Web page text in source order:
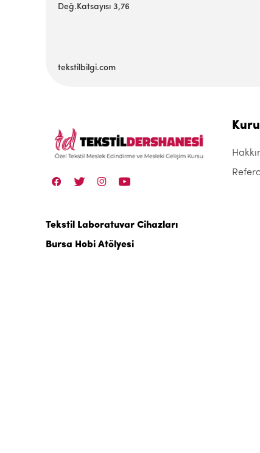
Değ.Katsayısı 3,76
tekstilbilgi.com
Tekstil Laboratuvar Cihazları
Bursa Hobi Atölyesi